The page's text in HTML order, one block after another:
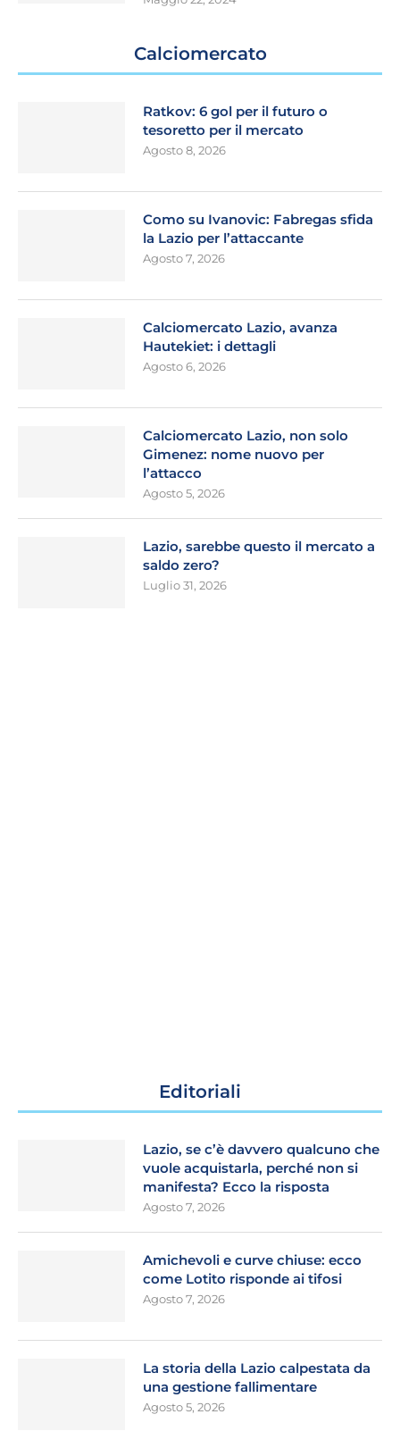
Calciomercato
Ratkov: 6 gol per il futuro o
tesoretto per il mercato
Agosto 8, 2026
Como su Ivanovic: Fabregas sfida
la Lazio per l’attaccante
Agosto 7, 2026
Calciomercato Lazio, avanza
Hautekiet: i dettagli
Agosto 6, 2026
Calciomercato Lazio, non solo
Gimenez: nome nuovo per
l’attacco
Agosto 5, 2026
Lazio, sarebbe questo il mercato a
saldo zero?
Luglio 31, 2026
Editoriali
Lazio, se c’è davvero qualcuno che
vuole acquistarla, perché non si
manifesta? Ecco la risposta
Agosto 7, 2026
Amichevoli e curve chiuse: ecco
come Lotito risponde ai tifosi
Agosto 7, 2026
La storia della Lazio calpestata da
una gestione fallimentare
Agosto 5, 2026